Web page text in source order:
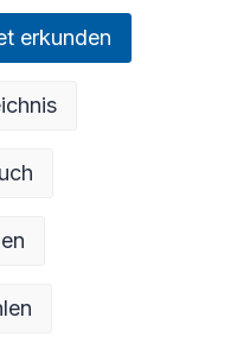
erkunden